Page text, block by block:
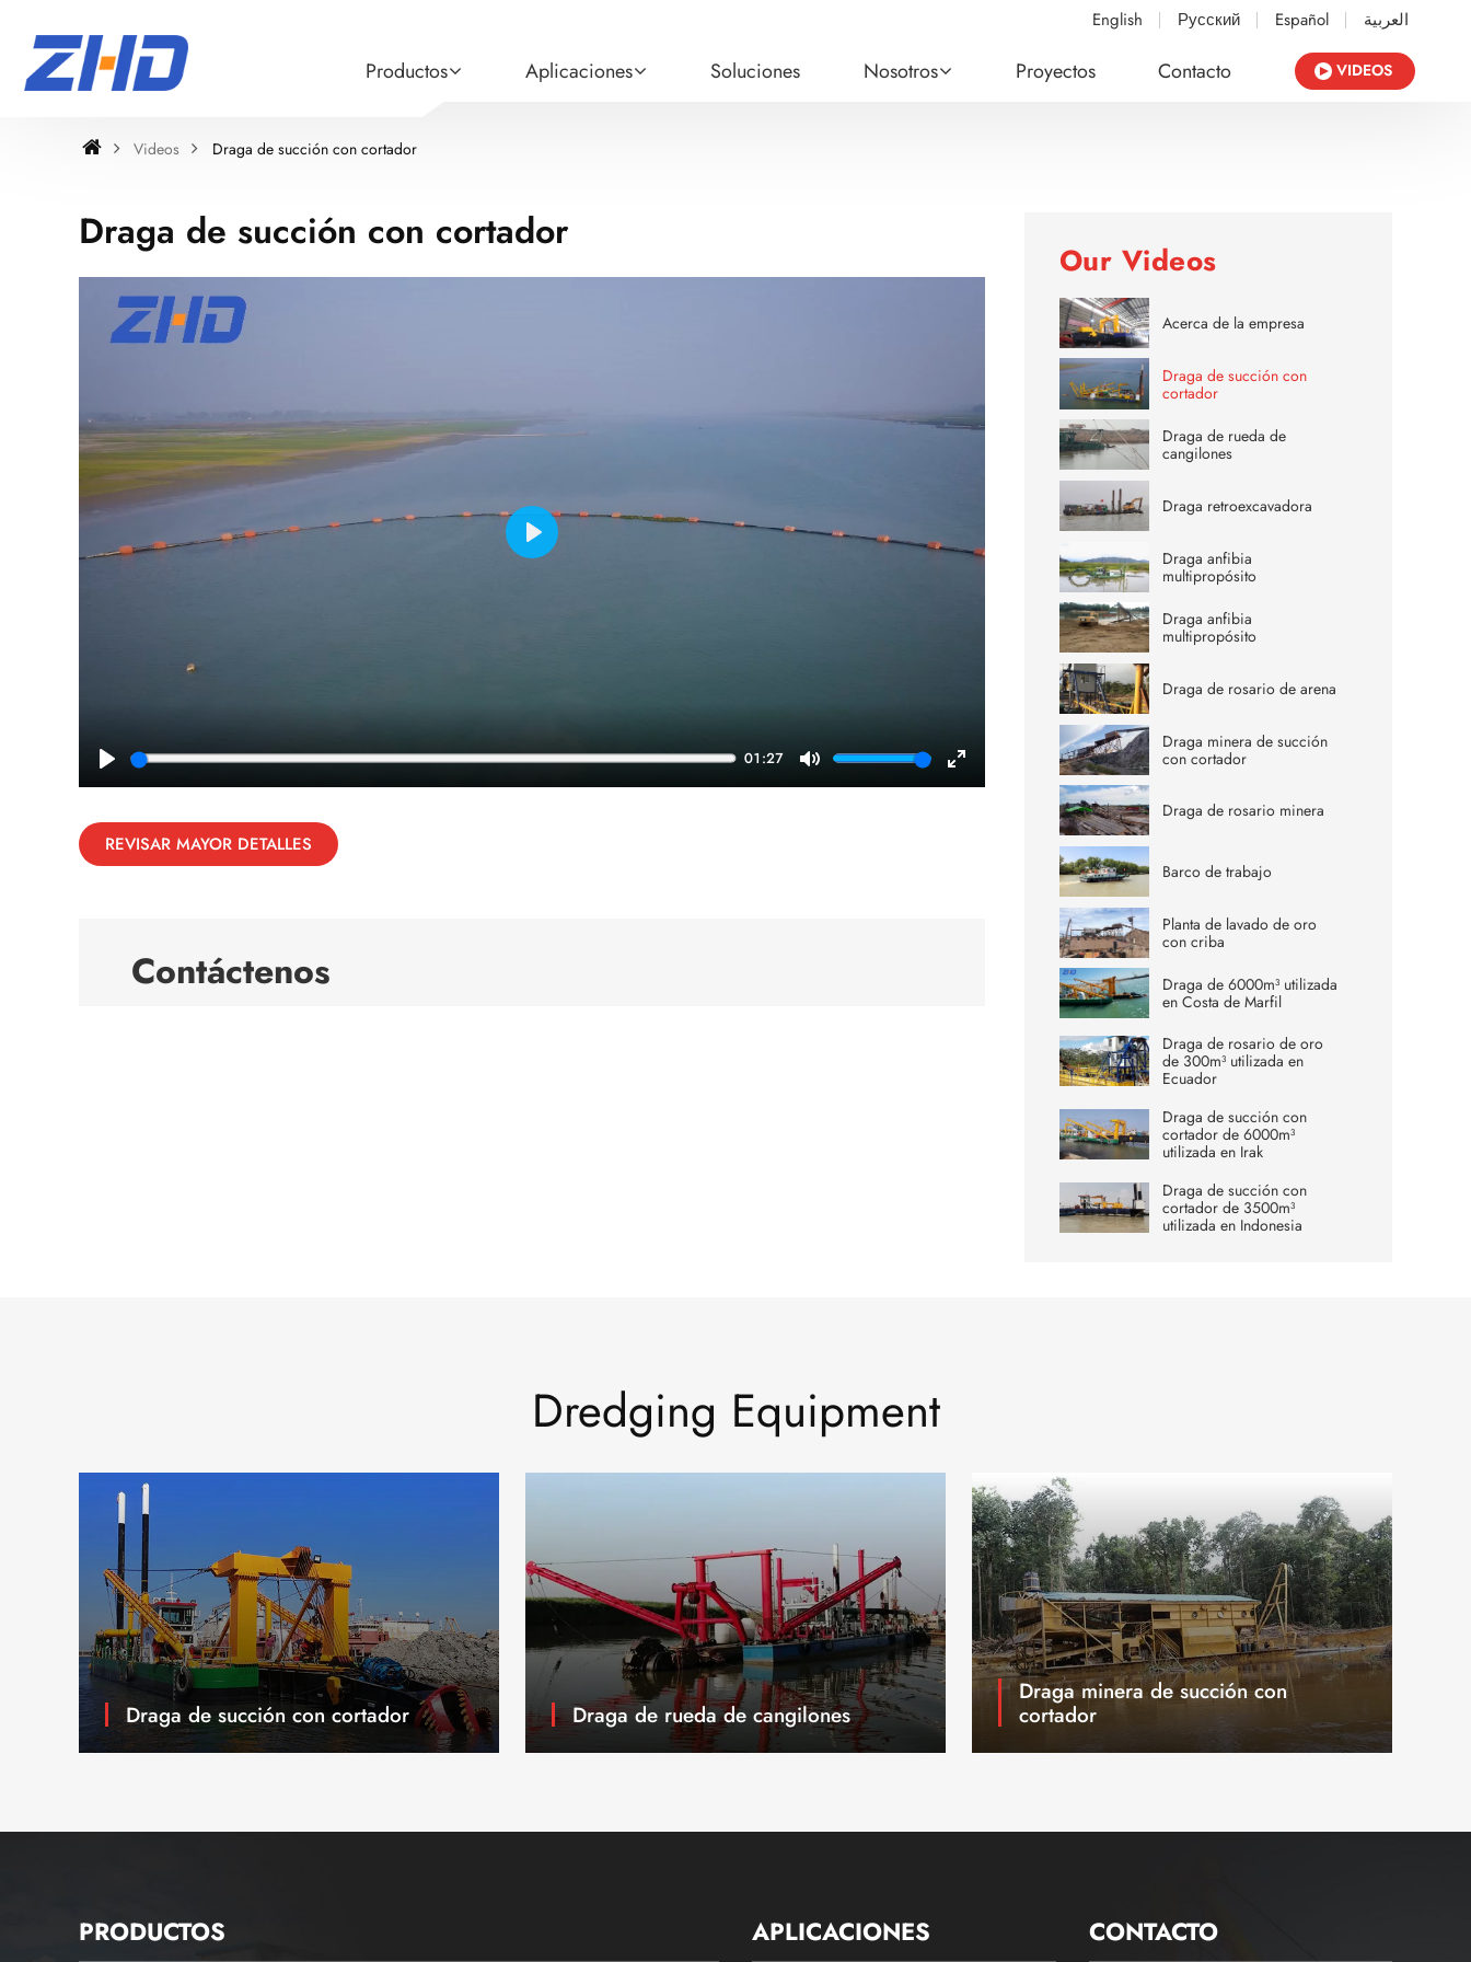
English Русский Español العربية
Productos Aplicaciones Soluciones Nosotros Proyectos Contacto VIDEOS
Videos Draga de succión con cortador
Draga de succión con cortador
Play
01:27
Mute
Enter
Play
REVISAR MAYOR DETALLES
Contáctenos
Our Videos
Acerca de la empresa
Draga de succión con
cortador
Draga de rueda de
cangilones
Draga retroexcavadora
Draga anfibia
multipropósito
Draga anfibia
multipropósito
Draga de rosario de arena
Draga minera de succión
con cortador
Draga de rosario minera
Barco de trabajo
Planta de lavado de oro
con criba
Draga de 6000m³ utilizada
en Costa de Marfil
Draga de rosario de oro
de 300m³ utilizada en
Ecuador
Draga de succión con
cortador de 6000m³
utilizada en Irak
Draga de succión con
cortador de 3500m³
utilizada en Indonesia
Dredging Equipment
Draga de succión con cortador Draga de rueda de cangilones
Draga minera de succión con
cortador
PRODUCTOS APLICACIONES CONTACTO